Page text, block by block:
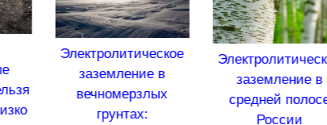
Электролитическое
заземление в
вечномерзлых
Электролитическое
заземление в
средней полосе